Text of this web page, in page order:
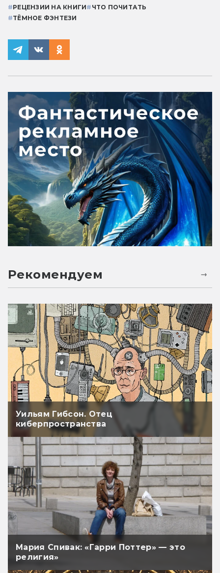
#РЕЦЕНЗИИ НА КНИГИ# ЧТО ПОЧИТАТЬ
#ТЁМНОЕ ФЭНТЕЗИ
Рекомендуем
Уильям Гибсон. Отец
киберпространства
Мария Спивак: «Гарри Поттер» — это
религия»